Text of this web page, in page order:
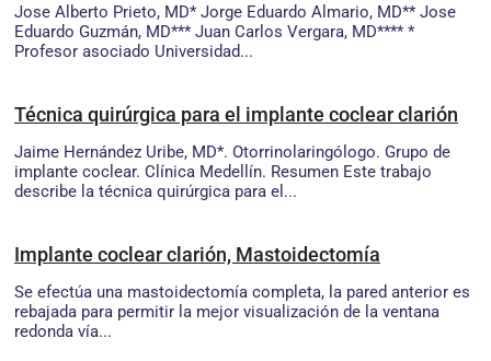
Jose Alberto Prieto, MD* Jorge Eduardo Almario, MD** Jose
Eduardo Guzmán, MD*** Juan Carlos Vergara, MD**** *
Profesor asociado Universidad...
Técnica quirúrgica para el implante coclear clarión
Jaime Hernández Uribe, MD*. Otorrinolaringólogo. Grupo de
implante coclear. Clínica Medellín. Resumen Este trabajo
describe la técnica quirúrgica para el...
Implante coclear clarión, Mastoidectomía
Se efectúa una mastoidectomía completa, la pared anterior es
rebajada para permitir la mejor visualización de la ventana
redonda vía...